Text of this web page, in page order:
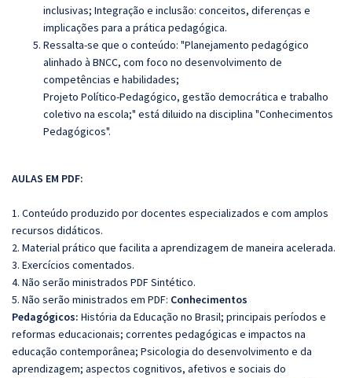
inclusivas; Integração e inclusão: conceitos, diferenças e
implicações para a prática pedagógica.
Ressalta-se que o conteúdo: "Planejamento pedagógico
alinhado à BNCC, com foco no desenvolvimento de
competências e habilidades;
Projeto Político-Pedagógico, gestão democrática e trabalho
coletivo na escola;" está diluido na disciplina "Conhecimentos
Pedagógicos".
AULAS EM PDF:
1. Conteúdo produzido por docentes especializados e com amplos
recursos didáticos.
2. Material prático que facilita a aprendizagem de maneira acelerada.
3. Exercícios comentados.
4. Não serão ministrados PDF Sintético.
5. Não serão ministrados em PDF: Conhecimentos
Pedagógicos: História da Educação no Brasil; principais períodos e
reformas educacionais; correntes pedagógicas e impactos na
educação contemporânea; Psicologia do desenvolvimento e da
aprendizagem; aspectos cognitivos, afetivos e sociais do